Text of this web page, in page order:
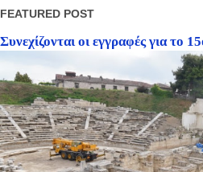
FEATURED POST
Συνεχίζονται οι εγγραφές για το